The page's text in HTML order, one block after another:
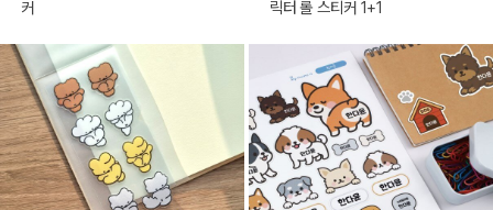
커 릭터 롤 스티커 1+1